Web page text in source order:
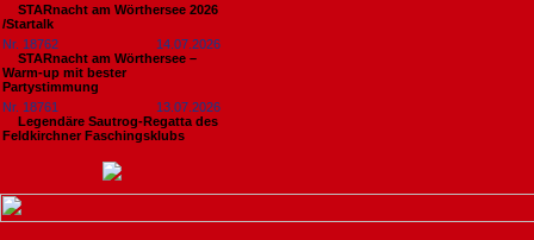
STARnacht am Wörthersee 2026
/Startalk
Nr. 18762
14.07.2026
STARnacht am Wörthersee –
Warm-up mit bester
Partystimmung
Nr. 18761
13.07.2026
Legendäre Sautrog-Regatta des
Feldkirchner Faschingsklubs